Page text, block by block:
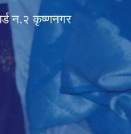
न.२ कृष्णनगर